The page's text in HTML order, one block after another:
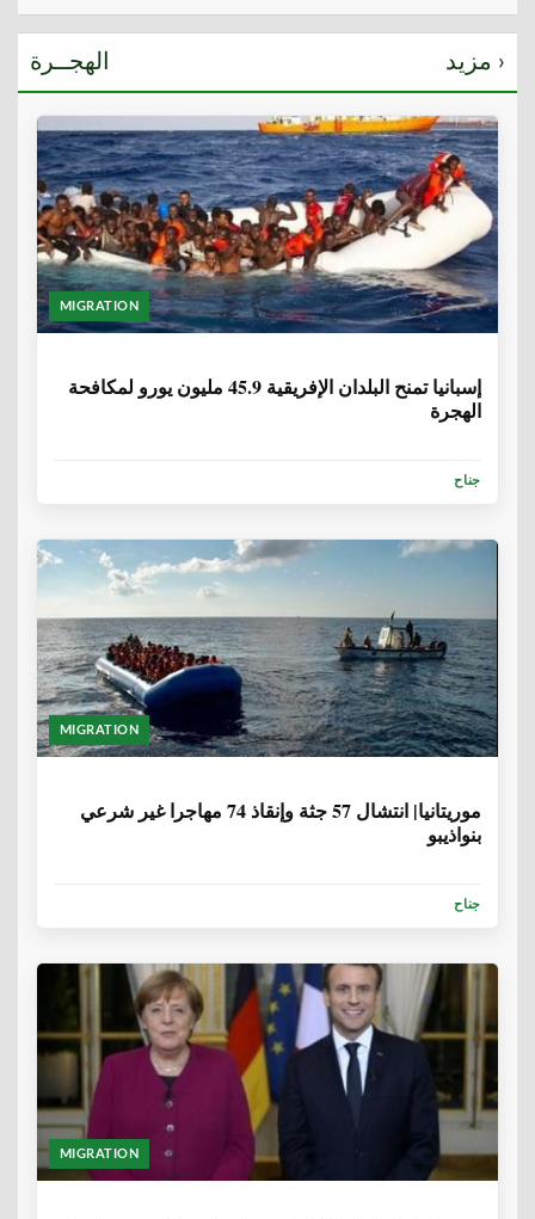
الهجــرة مزيد ›
MIGRATION
إسبانيا تمنح البلدان الإفريقية 45.9 مليون يورو لمكافحة
الهجرة
جناح
MIGRATION
موريتانيا| انتشال 57 جثة وإنقاذ 74 مهاجرا غير شرعي
بنواذيبو
جناح
MIGRATION